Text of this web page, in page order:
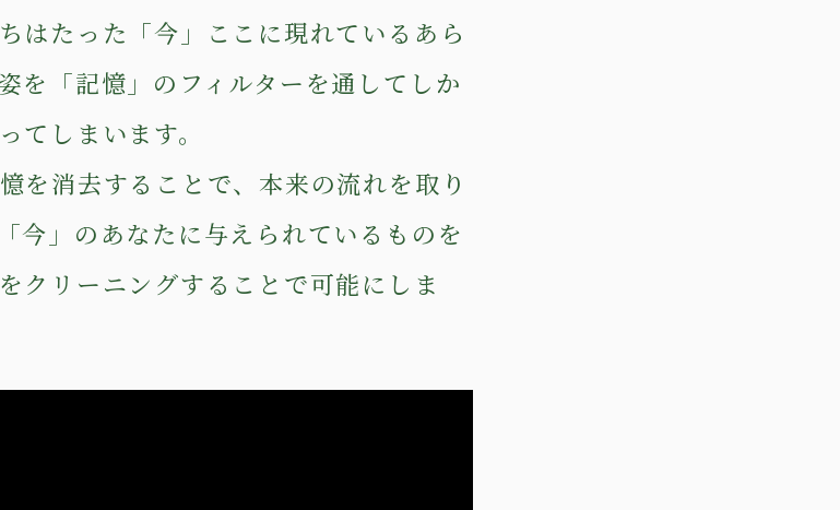
はたった「今」ここに現れているあら
を「記憶」のフィルターを通してしか
てしまいます。
を消去することで、本来の流れを取り
今」のあなたに与えられているものを
クリーニングすることで可能にしま